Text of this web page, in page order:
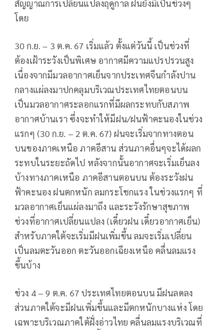
สัญญาณการเปลี่ยนแปลงฤดูกาล ฝนยังมีเป็นช่วงๆ
โดย
30 ก.ย. – 3 ต.ค. 67 เริ่มแล้ว ตั้งแต่วันนี้ เป็นช่วงที่
ต้องเฝ้าระวังเป็นพิเศษ อากาศมีความแปรปรวนสูง
เนื่องจากมีมวลอากาศเย็นจากประเทศจีนกำลังปาน
กลางแผ่ลงมาปกคลุมบริเวณประเทศไทยตอนบน
เป็นมวลอากาศระลอกแรกที่มีผลกระทบกับสภาพ
อากาศบ้านเรา ซึ่งจะทำให้มีฝน/ฝนฟ้าคะนองในช่วง
แรกๆ (30 ก.ย. – 2 ต.ค. 67) ฝนจะเริ่มจากทางตอน
บนของภาคเหนือ ภาคอีสาน ส่วนภาคอื่นๆจะได้ผลก
ระทบในระยะถัดไป หลังจากนั้นอากาศจะเริ่มเย็นลง
บ้างทางภาคเหนือ ภาคอีสานตอนบน ต้องระวังฝน
ฟ้าคะนอง ฝนตกหนัก ลมกระโชกแรง ในช่วงแรกๆ ที่
มวลอากาศเย็นแผ่ลงมาถึง และระวังรักษาสุขภาพ
ช่วงที่อากาศเปลี่ยนแปลง (เดี๋ยวฝน เดี๋ยวอากาศเย็น)
สำหรับภาคใต้จะเริ่มมีฝนเพิ่มขึ้น ลมจะเริ่มเปลี่ยน
เป็นลมตะวันออก ตะวันออกเฉียงเหนือ คลื่นลมแรง
ขึ้นบ้าง
ช่วง 4 – 9 ต.ค. 67 ประเทศไทยตอนบน มีฝนลดลง
ส่วนภาคใต้จะมีฝนเพิ่มขึ้นและมีตกหนักบางแห่ง โดย
เฉพาะบริเวณภาคใต้ฝั่งอ่าวไทย คลื่นลมแรงบริเวณที่